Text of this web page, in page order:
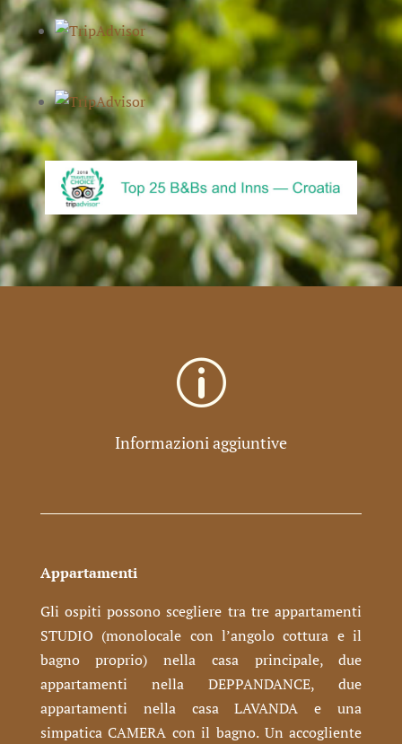
p
Informazioni aggiuntive
Appartamenti
Gli ospiti possono scegliere tra tre appartamenti
STUDIO (monolocale con l’angolo cottura e il
bagno proprio) nella casa principale, due
appartamenti nella DEPPANDANCE, due
appartamenti nella casa LAVANDA e una
simpatica CAMERA con il bagno. Un accogliente